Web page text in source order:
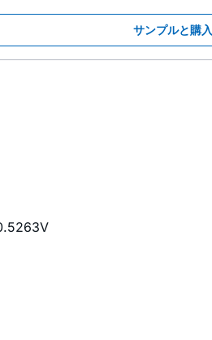
サンプルと購入